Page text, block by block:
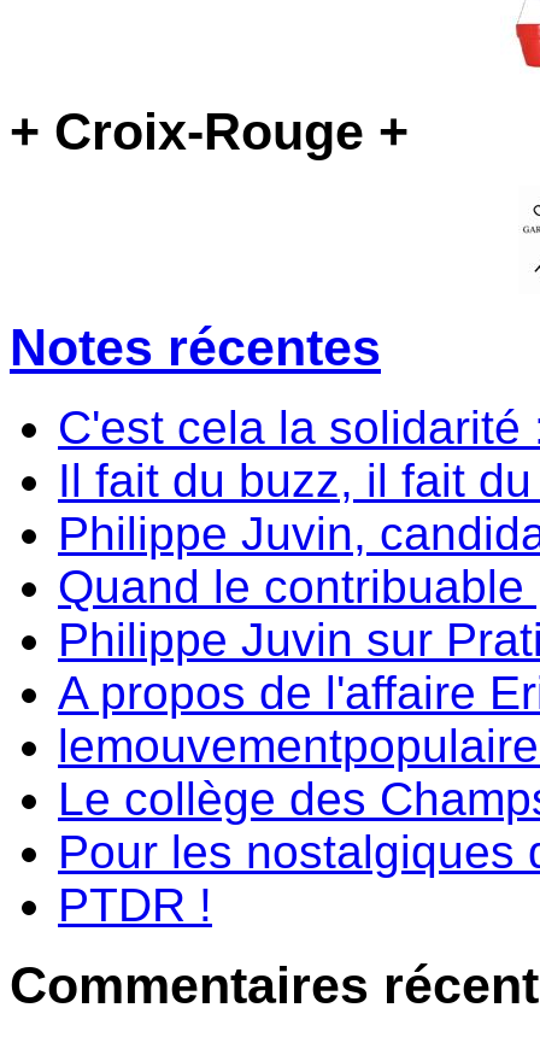
+ Croix-Rouge +
Notes récentes
C'est cela la
Il fait du buzz, il fait
Philippe Juvin,
Quand le
Philippe Juvin sur
A propos de l'affaire
Le collège des
Pour les nostalgiques
PTDR !
Commentaires